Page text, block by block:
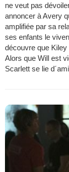
ne veut pas
annoncer à Avery
amplifiée par sa
ses enfants le
découvre que Kiley
Alors que Will est
Scarlett se lie